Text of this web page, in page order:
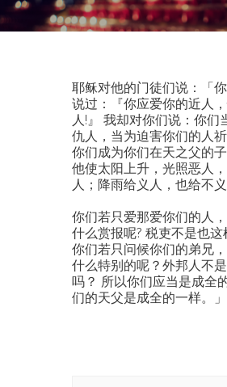
耶稣对他的门徒们说：「
说过：『你应爱你的近人
人!』 我却对你们说：你们
仇人，当为迫害你们的人
你们成为你们在天之父的
他使太阳上升，光照恶人
人；降雨给义人，也给不义
你们若只爱那爱你们的人
什么赏报呢? 税吏不是也这
你们若只问候你们的弟兄
什么特别的呢？外邦人不
吗？ 所以你们应当是成全
们的天父是成全的一样。」